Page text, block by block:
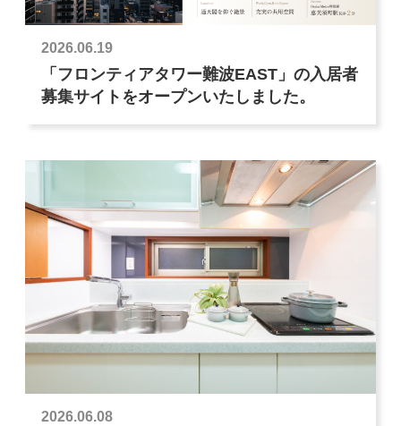
2026.06.19
「フロンティアタワー難波EAST」の入居者
募集サイトをオープンいたしました。
2026.06.08